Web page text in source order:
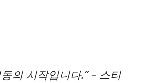
의 시작입니다.” – 스티